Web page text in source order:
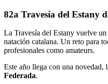
82a Travesía del Estany
La Travesía del Estany vuelve
natación catalana. Un reto para
profesionales como amateurs.
Este año llega con una novedad,
Federada.